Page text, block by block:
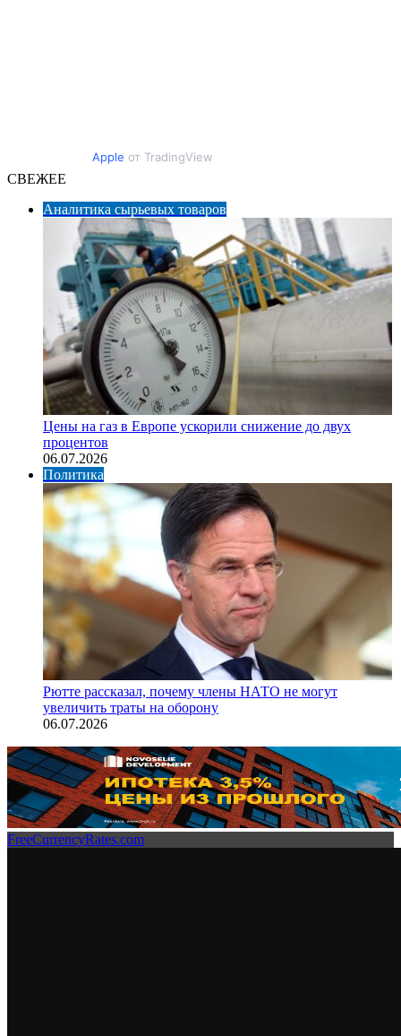
Apple от TradingView
СВЕЖЕЕ
Аналитика сырьевых товаров
Цены на газ в Европе ускорили снижение до двух
процентов
06.07.2026
Политика
Рютте рассказал, почему члены НАТО не могут
увеличить траты на оборону
06.07.2026
FreeCurrencyRates.com